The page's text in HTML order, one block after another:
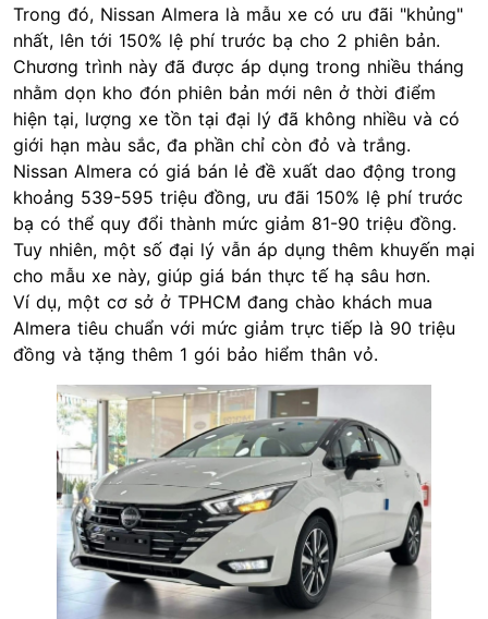
Trong đó, Nissan Almera là mẫu xe có ưu đãi "khủng"
nhất, lên tới 150% lệ phí trước bạ cho 2 phiên bản.
Chương trình này đã được áp dụng trong nhiều tháng
nhằm dọn kho đón phiên bản mới nên ở thời điểm
hiện tại, lượng xe tồn tại đại lý đã không nhiều và có
giới hạn màu sắc, đa phần chỉ còn đỏ và trắng.
Nissan Almera có giá bán lẻ đề xuất dao động trong
khoảng 539-595 triệu đồng, ưu đãi 150% lệ phí trước
bạ có thể quy đổi thành mức giảm 81-90 triệu đồng.
Tuy nhiên, một số đại lý vẫn áp dụng thêm khuyến mại
cho mẫu xe này, giúp giá bán thực tế hạ sâu hơn.
Ví dụ, một cơ sở ở TPHCM đang chào khách mua
Almera tiêu chuẩn với mức giảm trực tiếp là 90 triệu
đồng và tặng thêm 1 gói bảo hiểm thân vỏ.